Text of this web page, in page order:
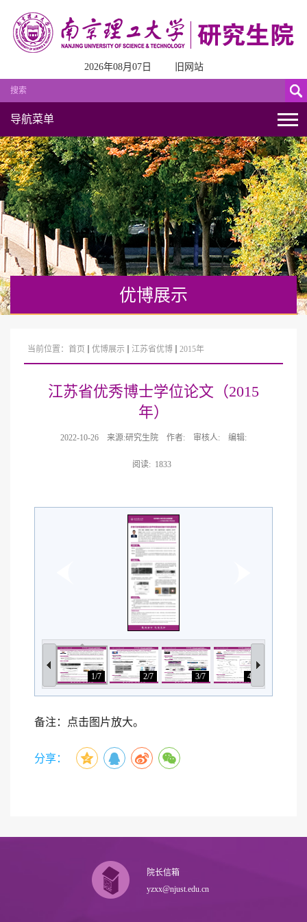
2026年08月07日 旧网站
导航菜单
优博展示
当前位置： 首页 优博展示 江苏省优博 2015年
江苏省优秀博士学位论文（2015
年）
2022-10-26 来源:研究生院 作者: 审核人: 编辑:
阅读: 1833
1/7 2/7 3/7 4/7
备注：点击图片放大。
分享：
院长信箱
yzxx@njust.edu.cn